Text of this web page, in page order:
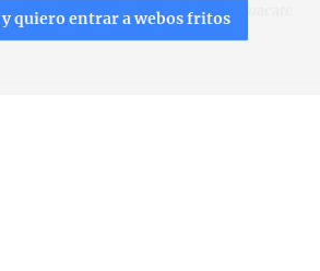
y aperitivos
Gazpacho de aguacate
y quiero entrar a webos fritos